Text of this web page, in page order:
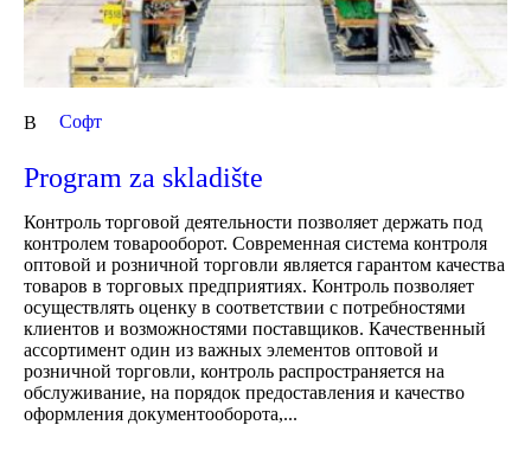
В Cофт
Program za skladište
Контроль торговой деятельности позволяет держать под
контролем товарооборот. Современная система контроля
оптовой и розничной торговли является гарантом качества
товаров в торговых предприятиях. Контроль позволяет
осуществлять оценку в соответствии с потребностями
клиентов и возможностями поставщиков. Качественный
ассортимент один из важных элементов оптовой и
розничной торговли, контроль распространяется на
обслуживание, на порядок предоставления и качество
оформления документооборота,...